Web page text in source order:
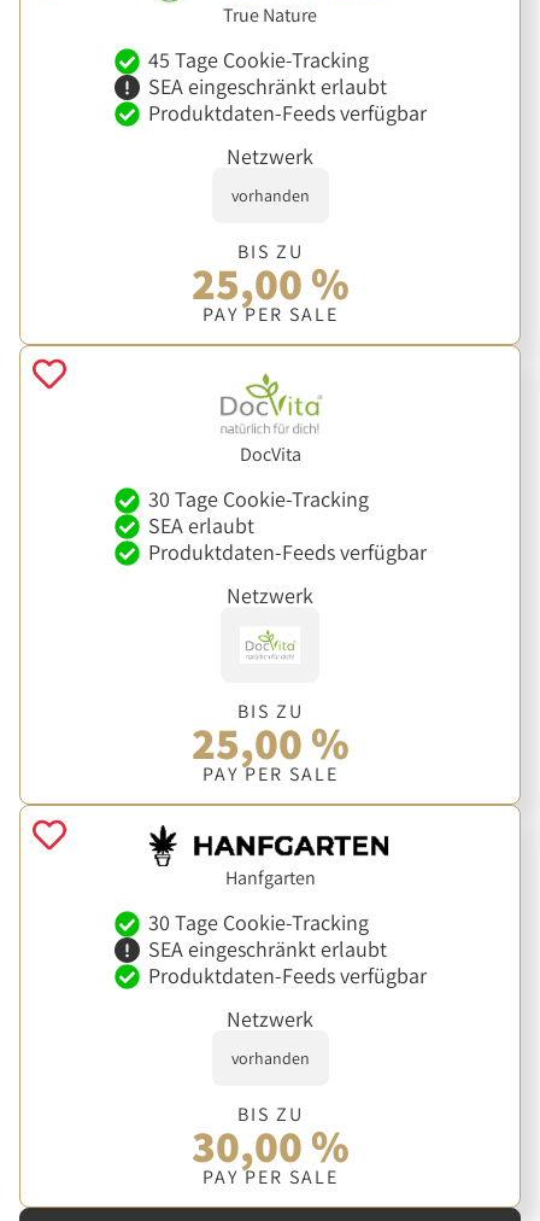
True Nature
45 Tage Cookie-Tracking
SEA eingeschränkt erlaubt
Produktdaten-Feeds verfügbar
Netzwerk
vorhanden
BIS ZU
25,00 %
PAY PER SALE
DocVita
30 Tage Cookie-Tracking
SEA erlaubt
Produktdaten-Feeds verfügbar
Netzwerk
BIS ZU
25,00 %
PAY PER SALE
Hanfgarten
30 Tage Cookie-Tracking
SEA eingeschränkt erlaubt
Produktdaten-Feeds verfügbar
Netzwerk
vorhanden
BIS ZU
30,00 %
PAY PER SALE